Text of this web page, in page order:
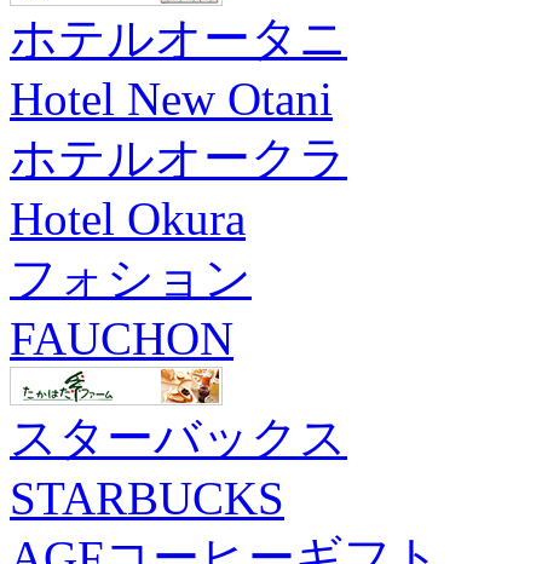
ホテルオータニ
Hotel New Otani
ホテルオークラ
Hotel Okura
フォション
FAUCHON
スターバックス
STARBUCKS